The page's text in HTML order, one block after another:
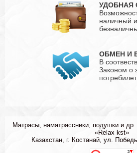
УДОБНАЯ
наличный и
ОБМЕН И
В
Законом о
Матрасы, наматрассники, подушки и др.
«Relax kst»
Казахстан, г. Костанай, ул.